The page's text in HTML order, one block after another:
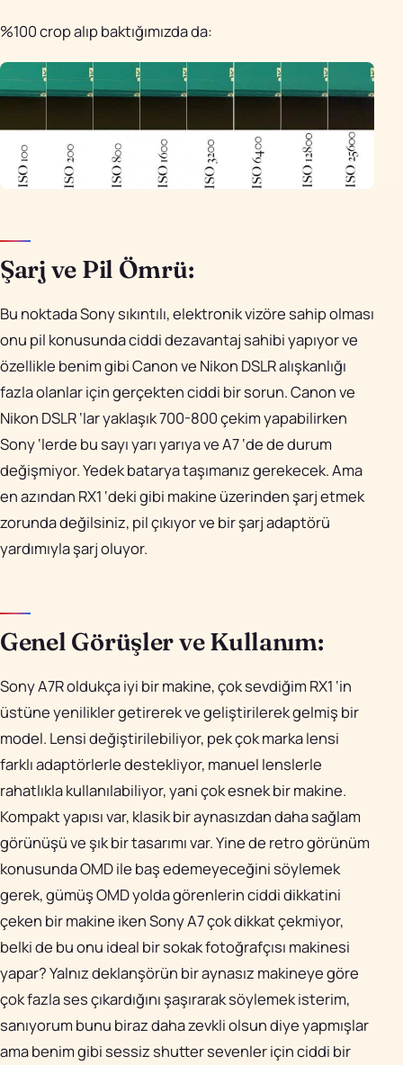
%100 crop alıp baktığımızda da:
Şarj ve Pil Ömrü:
Bu noktada Sony sıkıntılı, elektronik vizöre sahip olması
onu pil konusunda ciddi dezavantaj sahibi yapıyor ve
özellikle benim gibi Canon ve Nikon DSLR alışkanlığı
fazla olanlar için gerçekten ciddi bir sorun. Canon ve
Nikon DSLR ‘lar yaklaşık 700-800 çekim yapabilirken
Sony ‘lerde bu sayı yarı yarıya ve A7 ‘de de durum
değişmiyor. Yedek batarya taşımanız gerekecek. Ama
en azından RX1 ‘deki gibi makine üzerinden şarj etmek
zorunda değilsiniz, pil çıkıyor ve bir şarj adaptörü
yardımıyla şarj oluyor.
Genel Görüşler ve Kullanım:
Sony A7R oldukça iyi bir makine, çok sevdiğim RX1 ‘in
üstüne yenilikler getirerek ve geliştirilerek gelmiş bir
model. Lensi değiştirilebiliyor, pek çok marka lensi
farklı adaptörlerle destekliyor, manuel lenslerle
rahatlıkla kullanılabiliyor, yani çok esnek bir makine.
Kompakt yapısı var, klasik bir aynasızdan daha sağlam
görünüşü ve şık bir tasarımı var. Yine de retro görünüm
konusunda OMD ile baş edemeyeceğini söylemek
gerek, gümüş OMD yolda görenlerin ciddi dikkatini
çeken bir makine iken Sony A7 çok dikkat çekmiyor,
belki de bu onu ideal bir sokak fotoğrafçısı makinesi
yapar? Yalnız deklanşörün bir aynasız makineye göre
çok fazla ses çıkardığını şaşırarak söylemek isterim,
sanıyorum bunu biraz daha zevkli olsun diye yapmışlar
ama benim gibi sessiz shutter sevenler için ciddi bir